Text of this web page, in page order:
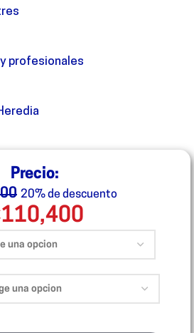
profesionales
Precio:
20% de descuento
110,400